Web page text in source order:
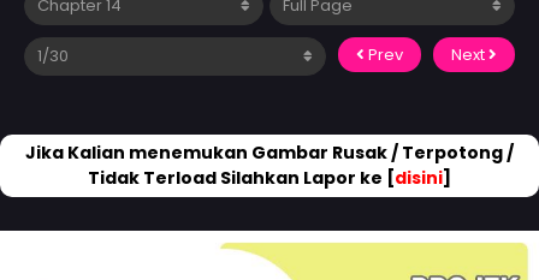
Prev Next
Jika Kalian menemukan Gambar Rusak / Terpotong /
Tidak Terload Silahkan Lapor ke [disini]